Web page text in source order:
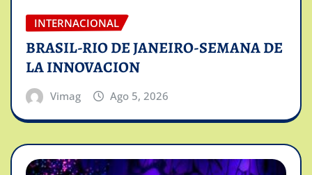
INTERNACIONAL
BRASIL-RIO DE JANEIRO-SEMANA DE
LA INNOVACION
Vimag Ago 5, 2026